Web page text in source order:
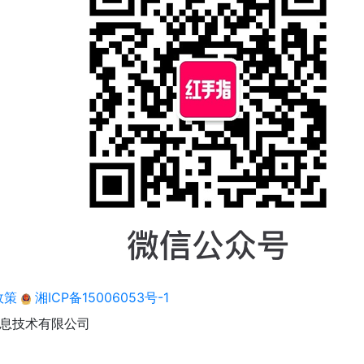
策
湘ICP备15006053号-1
技术有限公司